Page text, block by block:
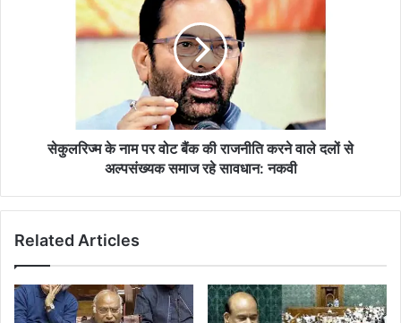
अल्पसंख्यक
रहे
सेकुलरिज्म के नाम पर वोट बैंक की राजनीति करने वाले दलों से
अल्पसंख्यक समाज रहे सावधान: नकवी
Related Articles